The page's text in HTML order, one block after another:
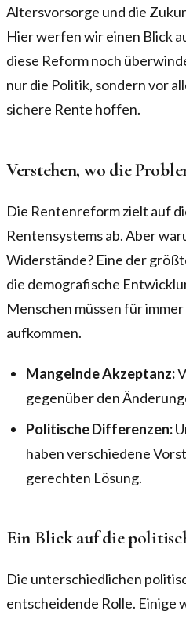
Altersvorsorge und die
Hier werfen wir einen Blick
diese Reform noch
nur die Politik, sondern vor
sichere Rente hoffen.
Verstehen, wo die
Die Rentenreform zielt auf
Rentensystems ab. Aber
Widerstände? Eine der
die demografische
Menschen müssen für
aufkommen.
Mangelnde Akzeptanz:
gegenüber den
Politische Differenzen:
haben verschiedene
gerechten Lösung.
Ein Blick auf die
Die unterschiedlichen
entscheidende Rolle. Einige